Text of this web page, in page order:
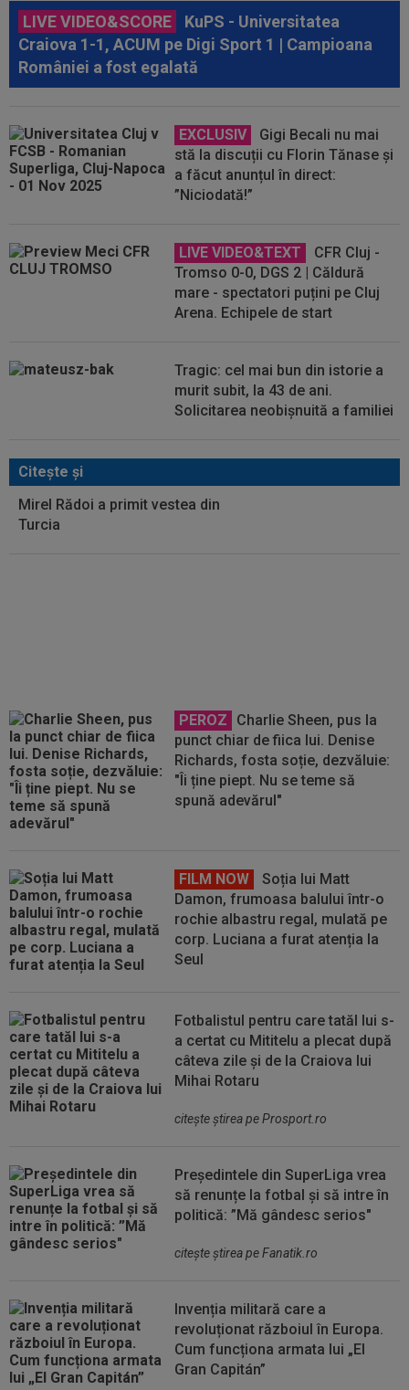
LIVE VIDEO&SCORE
KuPS - Universitatea
Craiova 1-1, ACUM pe Digi Sport 1 | Campioana
României a fost egalată
EXCLUSIV
Gigi Becali nu mai
stă la discuții cu Florin Tănase și
a făcut anunțul în direct:
”Niciodată!”
LIVE VIDEO&TEXT
CFR Cluj -
Tromso 0-0, DGS 2 | Căldură
mare - spectatori puțini pe Cluj
Arena. Echipele de start
Tragic: cel mai bun din istorie a
murit subit, la 43 de ani.
Solicitarea neobișnuită a familiei
Citeşte şi
Mirel Rădoi a primit vestea din
Turcia
PEROZ
Charlie Sheen, pus la
punct chiar de fiica lui. Denise
Richards, fosta soție, dezvăluie:
"Îi ține piept. Nu se teme să
spună adevărul"
FILM NOW
Soția lui Matt
Damon, frumoasa balului într-o
rochie albastru regal, mulată pe
corp. Luciana a furat atenția la
Seul
Fotbalistul pentru care tatăl lui s-
a certat cu Mititelu a plecat după
câteva zile și de la Craiova lui
Mihai Rotaru
citeşte ştirea pe Prosport.ro
Președintele din SuperLiga vrea
să renunțe la fotbal și să intre în
politică: ”Mă gândesc serios"
citeşte ştirea pe Fanatik.ro
Invenția militară care a
revoluționat războiul în Europa.
Cum funcționa armata lui „El
Gran Capitán”